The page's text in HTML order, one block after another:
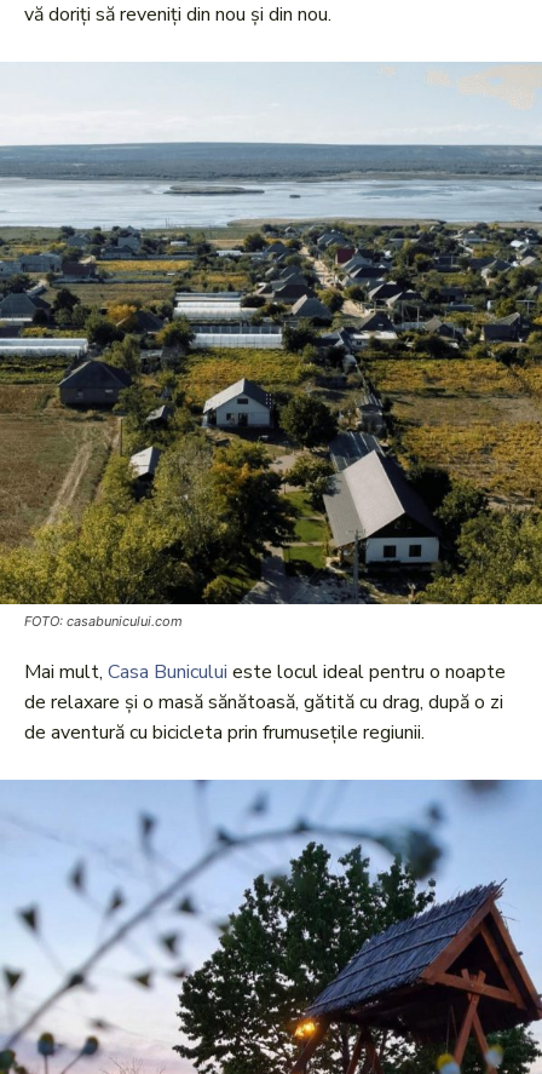
vă doriți să reveniți din nou și din nou.
FOTO: casabunicului.com
Mai mult, Casa Bunicului este locul ideal pentru o noapte
de relaxare și o masă sănătoasă, gătită cu drag, după o zi
de aventură cu bicicleta prin frumusețile regiunii.